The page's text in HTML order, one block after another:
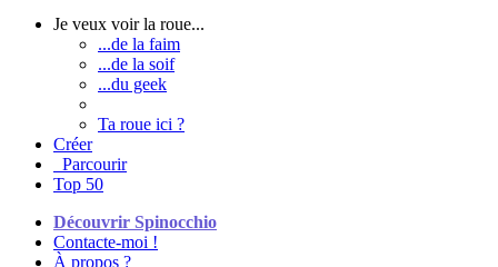
Je veux voir la roue...
...de la faim
...de la soif
...du geek
Ta roue ici ?
Créer
Parcourir
Top 50
Découvrir Spinocchio
Contacte-moi !
À propos ?